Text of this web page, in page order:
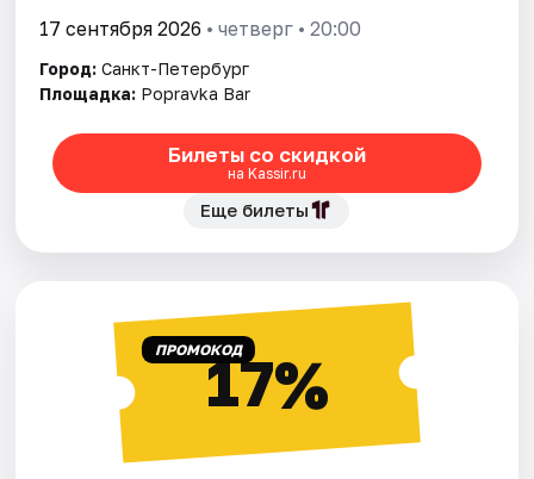
Рейтинги
17 сентября 2026 • четверг • 20:00
Город: Санкт-Петербург
Площадка: Popravka Bar
Билеты со скидкой
на Kassir.ru
Еще билеты
ПРОМОКОД17%